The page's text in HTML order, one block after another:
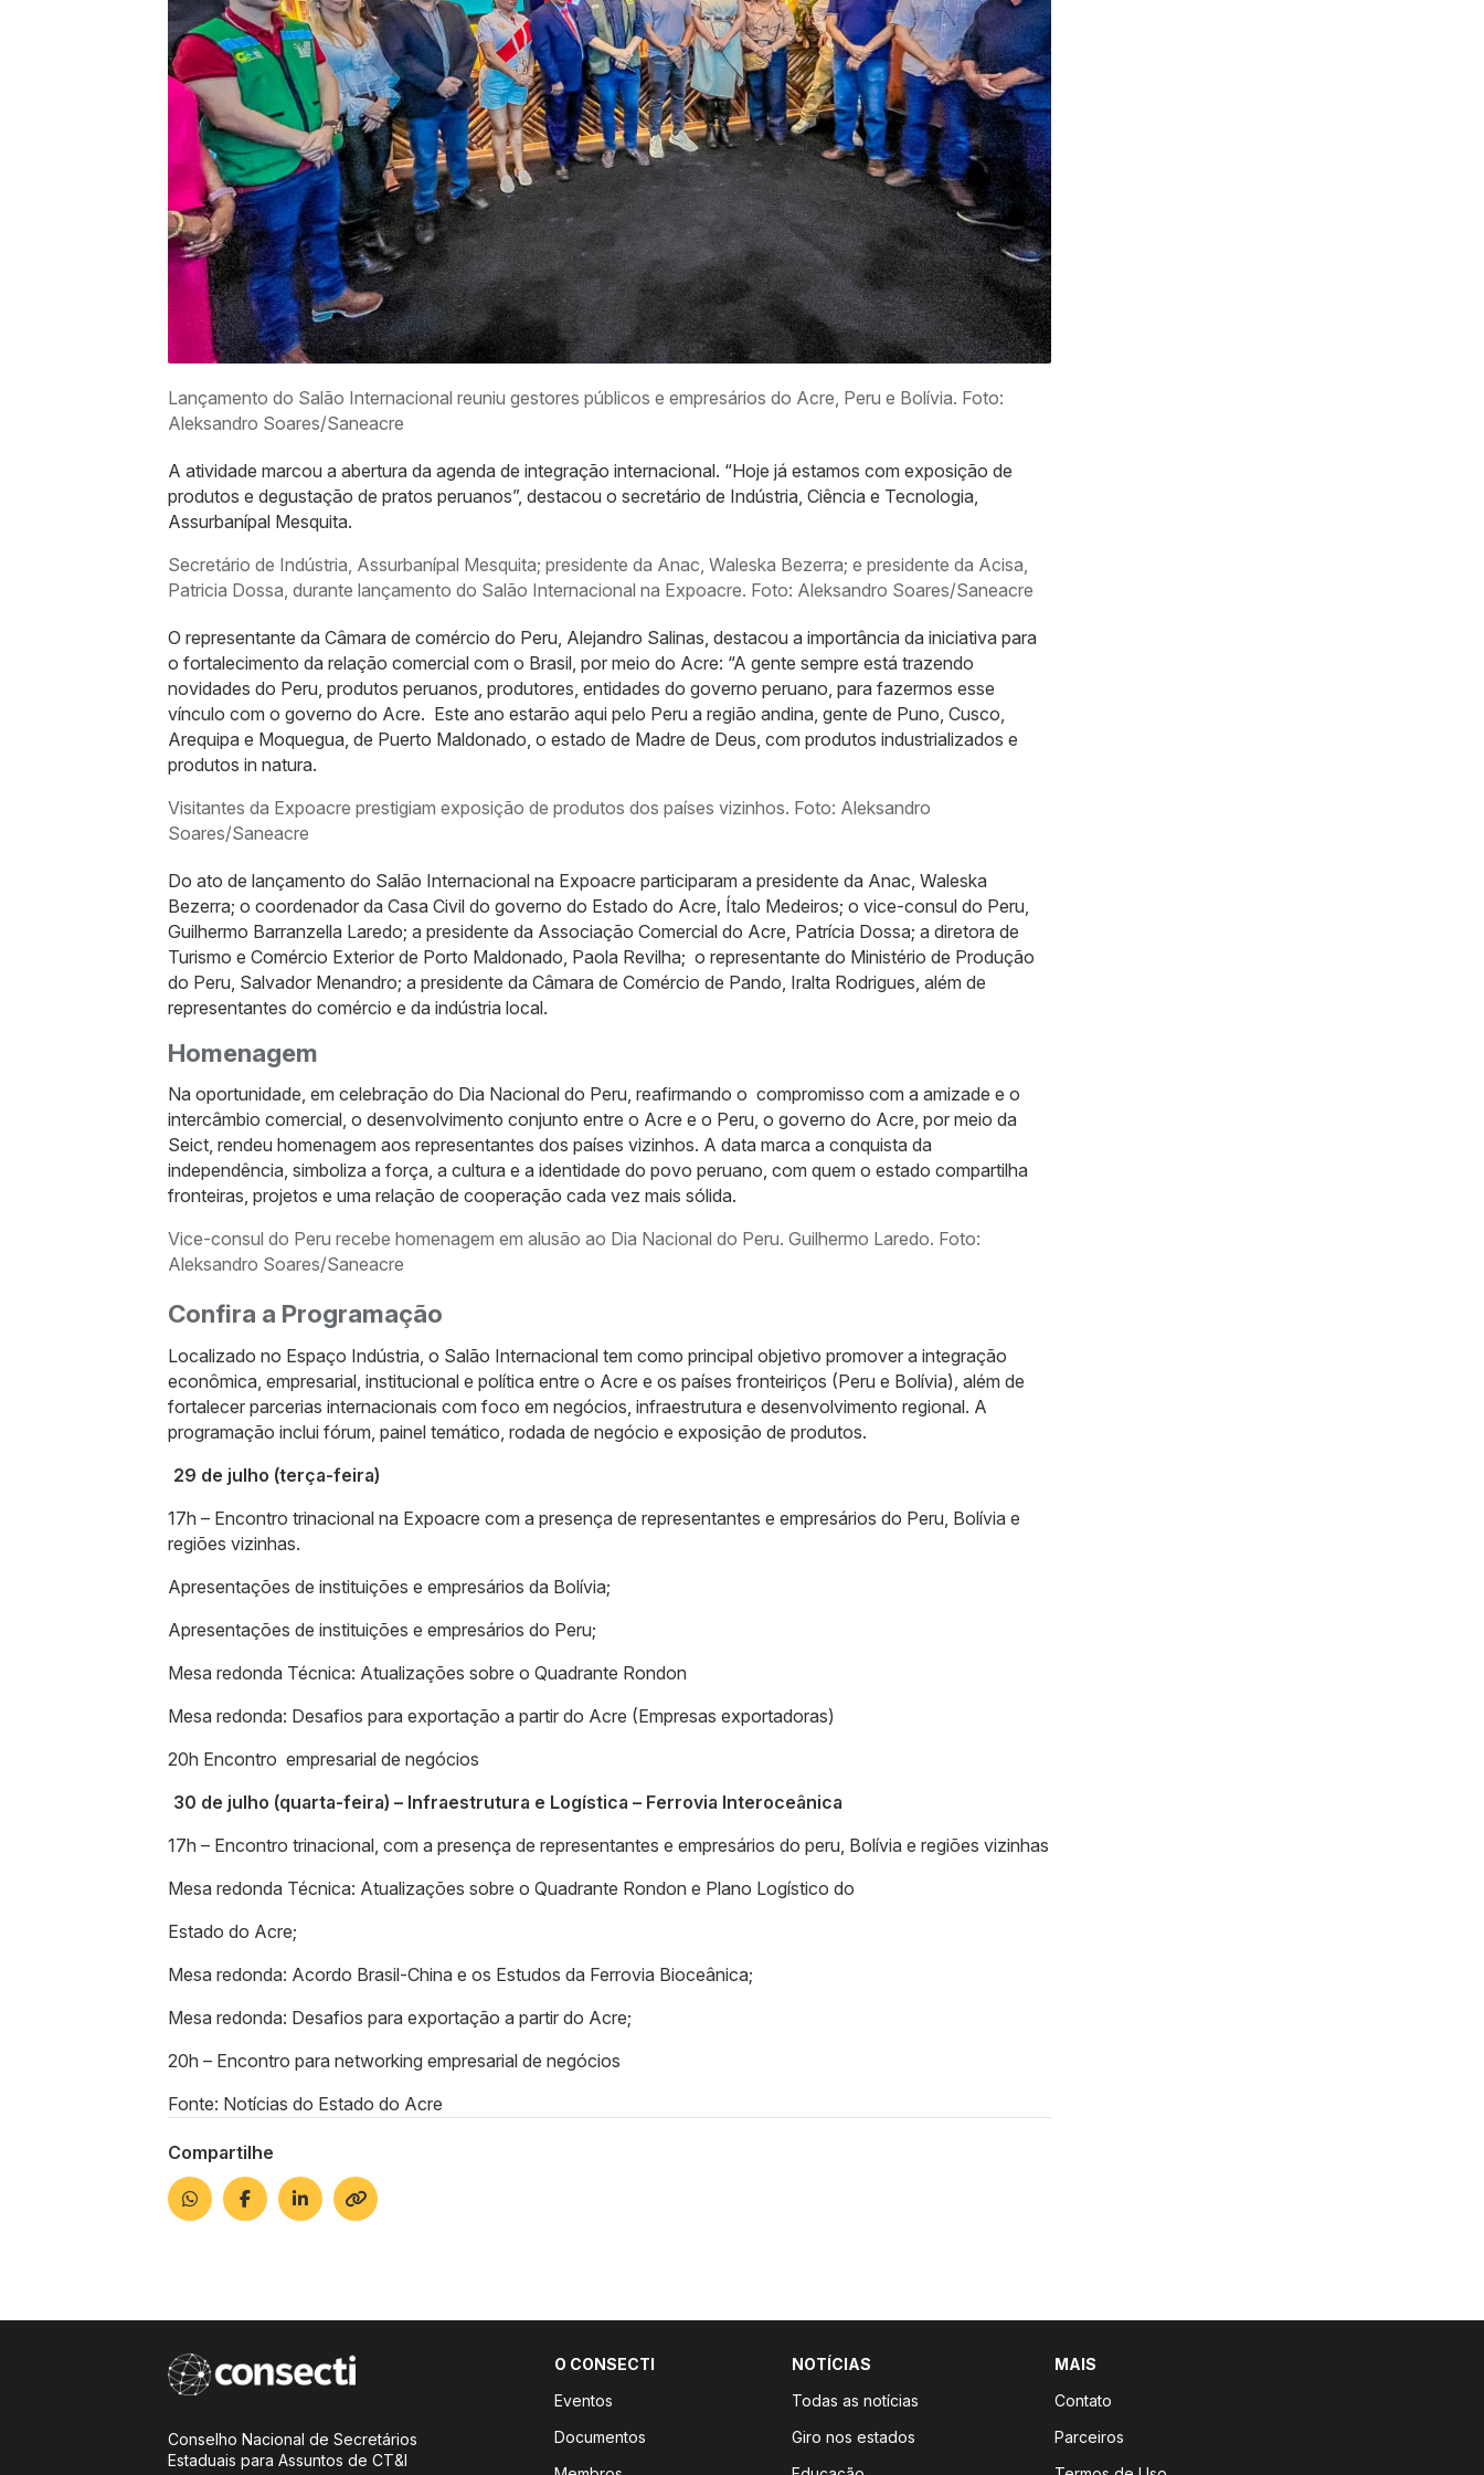
Lançamento do Salão Internacional reuniu gestores públicos e empresários do Acre, Peru e Bolívia. Foto:
Aleksandro Soares/Saneacre
A atividade marcou a abertura da agenda de integração internacional. “Hoje já estamos com exposição de
produtos e degustação de pratos peruanos”, destacou o secretário de Indústria, Ciência e Tecnologia,
Assurbanípal Mesquita.
Secretário de Indústria, Assurbanípal Mesquita; presidente da Anac, Waleska Bezerra; e presidente da Acisa,
Patricia Dossa, durante lançamento do Salão Internacional na Expoacre. Foto: Aleksandro Soares/Saneacre
O representante da Câmara de comércio do Peru, Alejandro Salinas, destacou a importância da iniciativa para
o fortalecimento da relação comercial com o Brasil, por meio do Acre: “A gente sempre está trazendo
novidades do Peru, produtos peruanos, produtores, entidades do governo peruano, para fazermos esse
vínculo com o governo do Acre. Este ano estarão aqui pelo Peru a região andina, gente de Puno, Cusco,
Arequipa e Moquegua, de Puerto Maldonado, o estado de Madre de Deus, com produtos industrializados e
produtos in natura.
Visitantes da Expoacre prestigiam exposição de produtos dos países vizinhos. Foto: Aleksandro
Soares/Saneacre
Do ato de lançamento do Salão Internacional na Expoacre participaram a presidente da Anac, Waleska
Bezerra; o coordenador da Casa Civil do governo do Estado do Acre, Ítalo Medeiros; o vice-consul do Peru,
Guilhermo Barranzella Laredo; a presidente da Associação Comercial do Acre, Patrícia Dossa; a diretora de
Turismo e Comércio Exterior de Porto Maldonado, Paola Revilha; o representante do Ministério de Produção
do Peru, Salvador Menandro; a presidente da Câmara de Comércio de Pando, Iralta Rodrigues, além de
representantes do comércio e da indústria local.
Homenagem
Na oportunidade, em celebração do Dia Nacional do Peru, reafirmando o compromisso com a amizade e o
intercâmbio comercial, o desenvolvimento conjunto entre o Acre e o Peru, o governo do Acre, por meio da
Seict, rendeu homenagem aos representantes dos países vizinhos. A data marca a conquista da
independência, simboliza a força, a cultura e a identidade do povo peruano, com quem o estado compartilha
fronteiras, projetos e uma relação de cooperação cada vez mais sólida.
Vice-consul do Peru recebe homenagem em alusão ao Dia Nacional do Peru. Guilhermo Laredo. Foto:
Aleksandro Soares/Saneacre
Confira a Programação
Localizado no Espaço Indústria, o Salão Internacional tem como principal objetivo promover a integração
econômica, empresarial, institucional e política entre o Acre e os países fronteiriços (Peru e Bolívia), além de
fortalecer parcerias internacionais com foco em negócios, infraestrutura e desenvolvimento regional. A
programação inclui fórum, painel temático, rodada de negócio e exposição de produtos.
29 de julho (terça-feira)
17h – Encontro trinacional na Expoacre com a presença de representantes e empresários do Peru, Bolívia e
regiões vizinhas.
Apresentações de instituições e empresários da Bolívia;
Apresentações de instituições e empresários do Peru;
Mesa redonda Técnica: Atualizações sobre o Quadrante Rondon
Mesa redonda: Desafios para exportação a partir do Acre (Empresas exportadoras)
20h Encontro empresarial de negócios
30 de julho (quarta-feira) – Infraestrutura e Logística – Ferrovia Interoceânica
17h – Encontro trinacional, com a presença de representantes e empresários do peru, Bolívia e regiões vizinhas
Mesa redonda Técnica: Atualizações sobre o Quadrante Rondon e Plano Logístico do
Estado do Acre;
Mesa redonda: Acordo Brasil-China e os Estudos da Ferrovia Bioceânica;
Mesa redonda: Desafios para exportação a partir do Acre;
20h – Encontro para networking empresarial de negócios
Fonte: Notícias do Estado do Acre
Compartilhe
Conselho Nacional de Secretários
Estaduais para Assuntos de CT&I
O CONSECTI
Eventos
Documentos
NOTÍCIAS
Todas as notícias
Giro nos estados
MAIS
Contato
Parceiros